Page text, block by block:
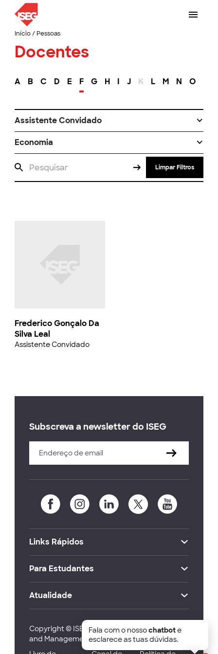
Início/ Pessoas
Docentes
A B C D E F G H I J K L M N O
Assistente Convidado
Economia
Limpar Filtros
Frederico Gonçalo Da
Silva Leal
Assistente Convidado
Subscreva a newsletter do ISEG
Links Rápidos
Para Estudantes
Atualidade
Copyright © ISEG Lisbon School of Economics
and Management 2026
Fala com o nossochatbote
esclarece as tuas dúvidas.